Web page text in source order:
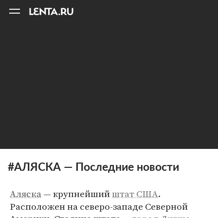
#АЛЯСКА — Последние новости
Аляска — крупнейшийштат США.
Расположен на северо-западе Северной